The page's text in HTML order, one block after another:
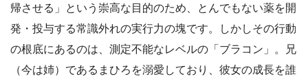
帰させる」という崇高な目的のため、とんでもない薬を開
発・投与する常識外れの実行力の塊です。しかしその行動
の根底にあるのは、測定不能なレベルの「ブラコン」。兄
（今は姉）であるまひろを溺愛しており、彼女の成長を誰